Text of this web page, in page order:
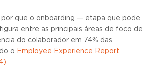
por que o onboarding — etapa que pode
entre as principais áreas de foco de
do colaborador em 74% das
o Employee Experience Report
.